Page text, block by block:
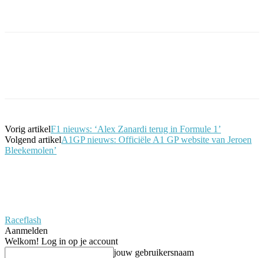
Vorig artikelF1 nieuws: ‘Alex Zanardi terug in Formule 1’
Volgend artikelA1GP nieuws: Officiële A1 GP website van Jeroen
Bleekemolen’
Raceflash
Aanmelden
Welkom! Log in op je account
jouw gebruikersnaam